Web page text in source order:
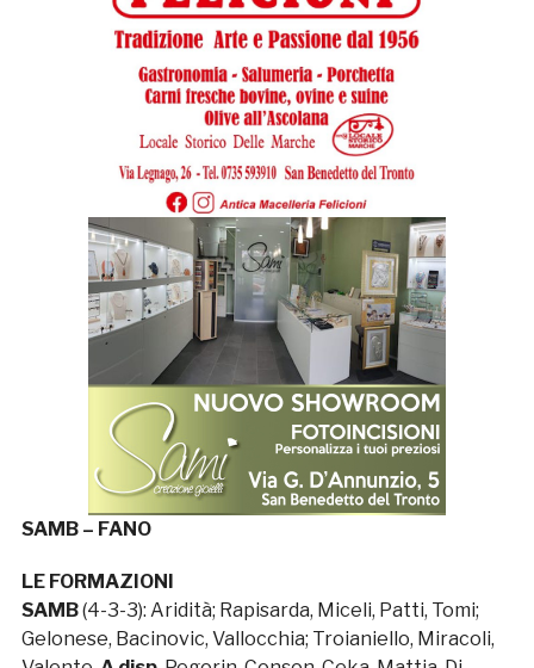
SAMB – FANO
LE FORMAZIONI
SAMB(4-3-3): Aridità; Rapisarda, Miceli, Patti, Tomi;
Gelonese, Bacinovic, Vallocchia; Troianiello, Miracoli,